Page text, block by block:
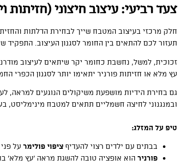
צעד רביעי: עיצוב חיצוני (חזיתות
חלק מרכזי בעיצוב המטבח שייך לבחירת הדלתות
תעזור לכם להתאים בין החומר לסגנון העיצוב. התפקיד
זכוכית, למשל, נחשבת כחומר יקר שיתאים לעיצוב
עץ מלא או חזיתות פורניר יתאימו יותר לסגנון הכפרי
גם בחירת הידיות מושפעת משיקולים הנוגעים למראה,
ובמנגנוני לחיצה חשמליים תתאים למטבח מינימליסט,
טיפ על המזלג:
בבתים עם ילדים רצוי להעדיף ציפוי פולימר על
פורניר הוא אופציה טובה להשגת מראה ‘עץ מלא’